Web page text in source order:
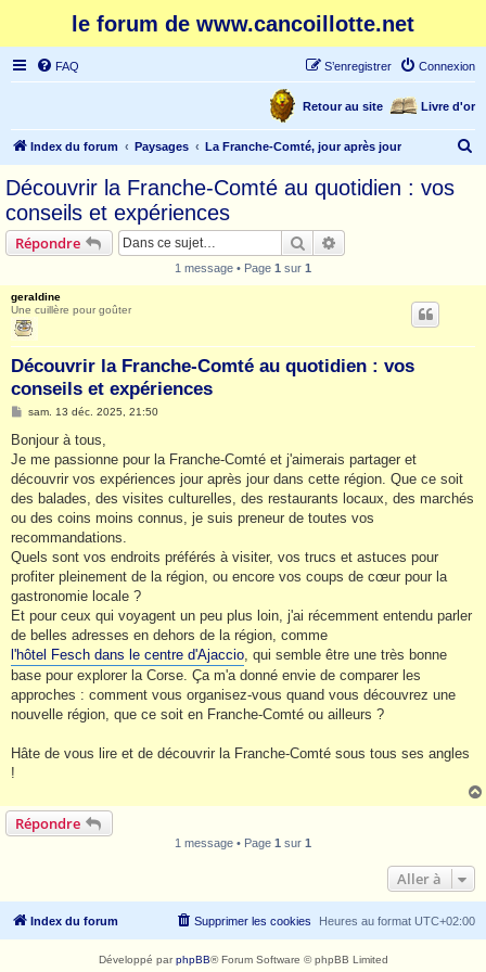
le forum de www.cancoillotte.net
FAQ Connexion
S’enregistrer
Livre d'or
Retour au site
Index du forum Paysages La Franche-Comté, jour après jour
Découvrir la Franche-Comté au quotidien : vos
conseils et expériences
Répondre Rechercher
1 message • Page 1 sur 1
geraldine
Une cuillère pour goûter
Découvrir la Franche-Comté au quotidien : vos
conseils et expériences
M
s
a
g
sam. 13 déc. 2025, 21:50
Bonjour à tous,
Je me passionne pour la Franche-Comté et j'aimerais partager et
découvrir vos expériences jour après jour dans cette région. Que ce soit
des balades, des visites culturelles, des restaurants locaux, des marchés
ou des coins moins connus, je suis preneur de toutes vos
recommandations.
Quels sont vos endroits préférés à visiter, vos trucs et astuces pour
profiter pleinement de la région, ou encore vos coups de cœur pour la
gastronomie locale ?
Et pour ceux qui voyagent un peu plus loin, j'ai récemment entendu parler
de belles adresses en dehors de la région, comme
l'hôtel Fesch dans le centre d'Ajaccio, qui semble être une très bonne
base pour explorer la Corse. Ça m'a donné envie de comparer les
approches : comment vous organisez-vous quand vous découvrez une
nouvelle région, que ce soit en Franche-Comté ou ailleurs ?
Hâte de vous lire et de découvrir la Franche-Comté sous tous ses angles
!
Répondre
1 message • Page 1 sur 1
Aller à
Index du forum Heures au format UTC+02:00
Supprimer les cookies
Développé parphpBB® Forum Software © phpBB Limited